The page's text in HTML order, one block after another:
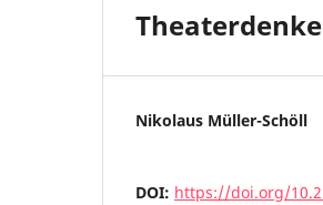
Nikolaus Müller-Schöll
DOI: https://doi.org/